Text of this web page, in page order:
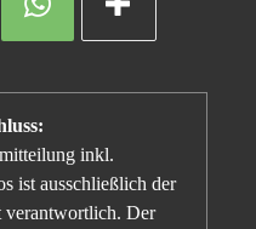
inkl.
ist ausschließlich der
verantwortlich. Der